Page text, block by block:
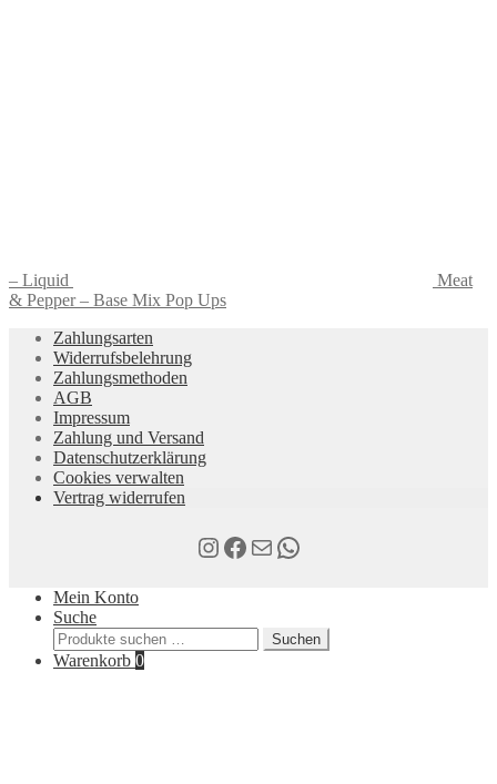
– Liquid
Meat
& Pepper – Base Mix Pop Ups
Zahlungsarten
Widerrufsbelehrung
Zahlungsmethoden
AGB
Impressum
Zahlung und Versand
Datenschutzerklärung
Cookies verwalten
Vertrag widerrufen
Instagram
Facebook
E-MailWhatsApp
Mein Konto
Suche
Suchen
nach:
Suchen
Warenkorb 0